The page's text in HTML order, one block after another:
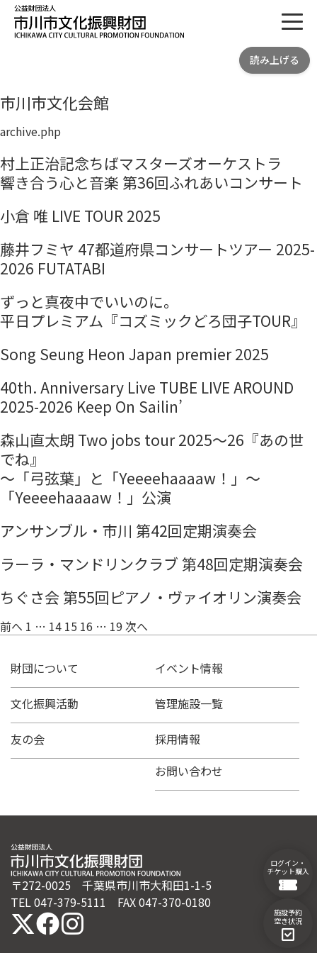
公益財団法人 市川市文化振興財団
読み上げる
市川市文化会館
archive.php
村上正治記念ちばマスターズオーケストラ
響き合う心と音楽 第36回ふれあいコンサート
小倉 唯 LIVE TOUR 2025
藤井フミヤ 47都道府県コンサートツアー 2025-
2026 FUTATABI
ずっと真夜中でいいのに。
平日プレミアム『コズミックどろ団子TOUR』
Song Seung Heon Japan premier 2025
40th. Anniversary Live TUBE LIVE AROUND
2025-2026 Keep On Sailin’
森山直太朗 Two jobs tour 2025～26『あの世
でね』
～「弓弦葉」と「Yeeeehaaaaw！」～
「Yeeeehaaaaw！」公演
アンサンブル・市川 第42回定期演奏会
ラーラ・マンドリンクラブ 第48回定期演奏会
ちぐさ会 第55回ピアノ・ヴァイオリン演奏会
投
の
ペ
ー
ジ
送
り
前へ 1 … 14 15 16 … 19次へ
財団について イベント情報
文化振興活動 管理施設一覧
友の会
採用情報
お問い合わせ
ログイン・
チケット購入
施設予約
空き状況
〒272-0025 千葉県市川市大和田1-1-5
TEL 047-379-5111 FAX 047-370-0180